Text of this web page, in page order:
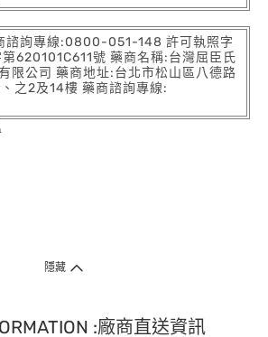
諮詢專線:0800-051-148 許可執照字
620101C611號 藥商名稱:台灣屈臣氏
限公司 藥商地址:台北市松山區八德路
之2及14樓 藥商諮詢專線:
隱藏
:廠商直送資訊